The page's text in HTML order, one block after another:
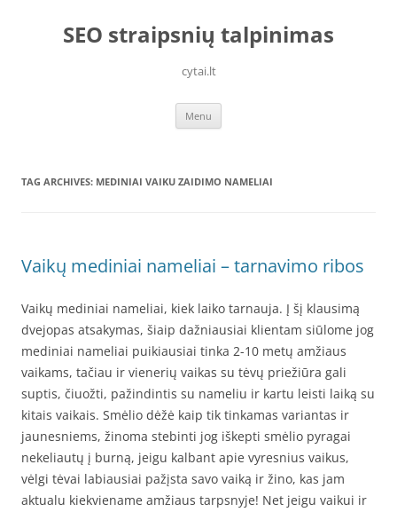
contentSEO straipsnių talpinimas
cytai.lt
Menu
TAG ARCHIVES: MEDINIAI VAIKU ZAIDIMO NAMELIAI
Vaikų mediniai nameliai – tarnavimo ribos
Vaikų mediniai nameliai, kiek laiko tarnauja. Į šį klausimą
dvejopas atsakymas, šiaip dažniausiai klientam siūlome jog
mediniai nameliai puikiausiai tinka 2-10 metų amžiaus
vaikams, tačiau ir vienerių vaikas su tėvų priežiūra gali
suptis, čiuožti, pažindintis su nameliu ir kartu leisti laiką su
kitais vaikais. Smėlio dėžė kaip tik tinkamas variantas ir
jaunesniems, žinoma stebinti jog iškepti smėlio pyragai
nekeliautų į burną, jeigu kalbant apie vyresnius vaikus,
vėlgi tėvai labiausiai pažįsta savo vaiką ir žino, kas jam
aktualu kiekviename amžiaus tarpsnyje! Net jeigu vaikui ir